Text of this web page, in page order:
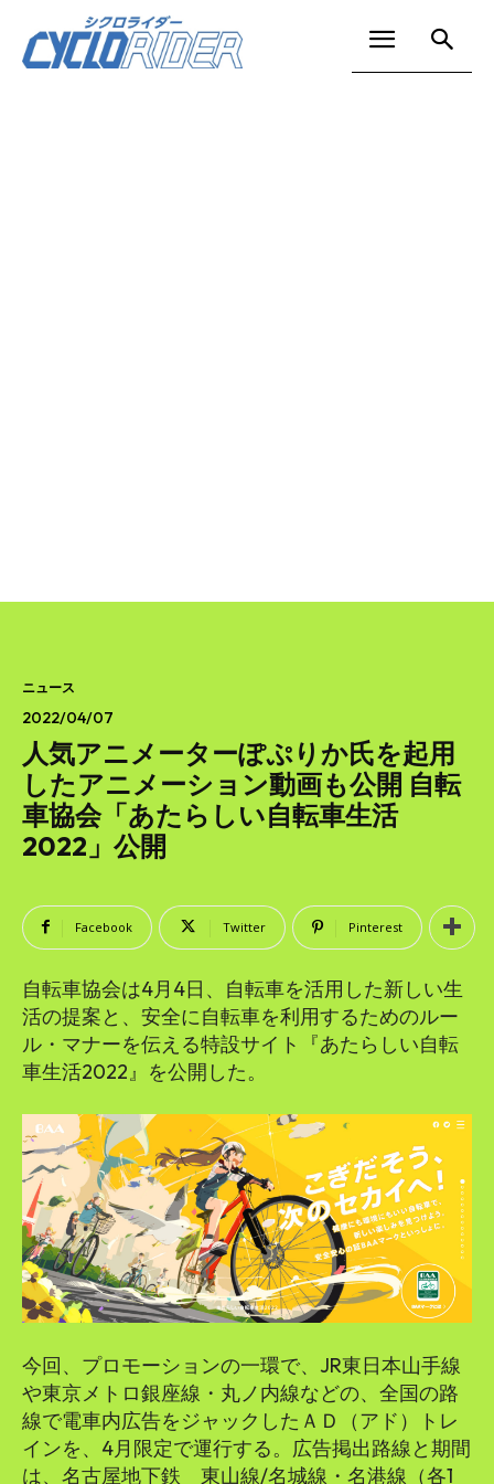
ニュース
2022/04/07
人気アニメーターぽぷりか氏を起用
したアニメーション動画も公開 自転
車協会「あたらしい自転車生活
2022」公開
Facebook Twitter Pinterest
自転車協会は4月4日、自転車を活用した新しい生
活の提案と、安全に自転車を利用するためのルー
ル・マナーを伝える特設サイト『あたらしい自転
車生活2022』を公開した。
今回、プロモーションの一環で、JR東日本山手線
や東京メトロ銀座線・丸ノ内線などの、全国の路
線で電車内広告をジャックしたＡＤ（アド）トレ
インを、4月限定で運行する。広告掲出路線と期間
は、名古屋地下鉄 東山線/名城線・名港線（各1